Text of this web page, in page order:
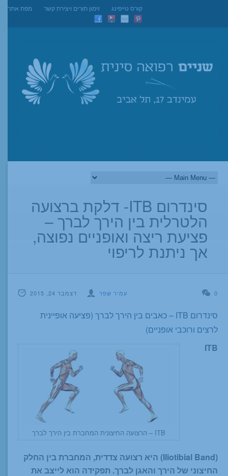
מפת אתר זימון תורים ויצירת קשר קורס טייפינג
סינדרום ITB- דלקת ברצועה
הלטרלית בין הירך לברך –
פציעת ריצה ואופניים נפוצה,
אך ניתנת לריפוי
דצמבר 24, 2015 עמיר שפר 0
סינדרום ITB – כאבים בין הירך לברך (פציעה אופיינית
לרצים ורוכבי אופניים)
ITB – הרצועה החיצונית המחברת בין הירך לברך
ITB
(Iliotibial Band) היא רצועה צדדית, המחברת בין החלק
החיצוני של הירך והאגן לברך. תפקידה הוא לייצב את